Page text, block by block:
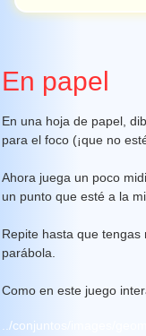
En papel
En una hoja de papel,
para el foco (¡que no
Ahora juega un poco
un punto que esté a la
Repite hasta que
parábola.
Como en este juego
../conjuntos/images/